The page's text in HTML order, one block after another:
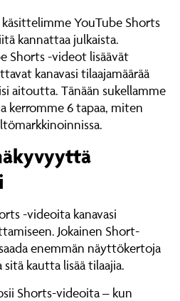
käsittelimme YouTube Shorts
kannattaa julkaista.
Shorts -videot lisäävät
kanavasi tilaajamäärää
aitoutta. Tänään sukellamme
kerromme 6 tapaa, miten
-videoita kanavasi
Jokainen Short-
enemmän näyttökertoja
kautta lisää tilaajia.
Shorts-videoita – kun